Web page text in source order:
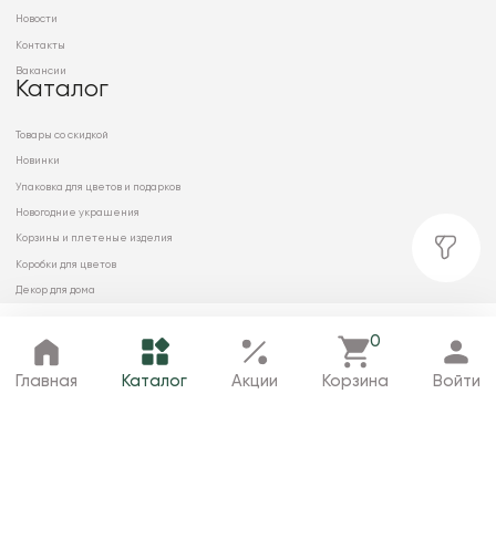
Главная Каталог Избранное Корзина Профиль
Главная Каталог Акции
0
Корзина Войти
Новости
Контакты
Вакансии
Каталог
Товары со скидкой
Новинки
Упаковка для цветов и подарков
Новогодние украшения
Корзины и плетеные изделия
Коробки для цветов
Декор для дома
© 2026 ООО «МИРРЭЙ»